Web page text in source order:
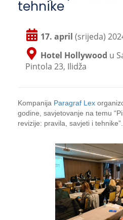
tehnike
17. april (srijeda)
Hotel Hollywood u
Pintola 23, Ilidža
Kompanija Paragraf Lex
godine, savjetovanje na temu
revizije: pravila, savjeti i tehnike”.